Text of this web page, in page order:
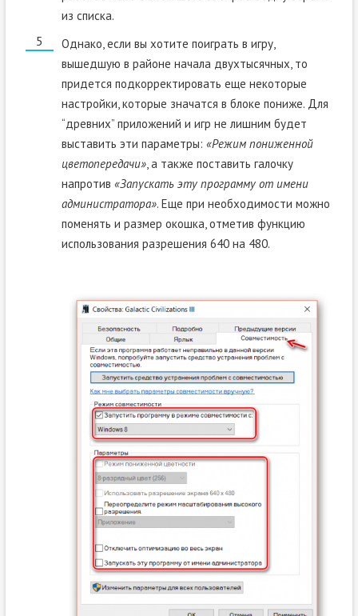
из списка.
Однако, если вы хотите поиграть в игру,
вышедшую в районе начала двухтысячных, то
придется подкорректировать еще некоторые
настройки, которые значатся в блоке пониже. Для
“древних” приложений и игр не лишним будет
выставить эти параметры: «Режим пониженной
цветопередачи», а также поставить галочку
напротив «Запускать эту программу от имени
администратора». Еще при необходимости можно
поменять и размер окошка, отметив функцию
использования разрешения 640 на 480.